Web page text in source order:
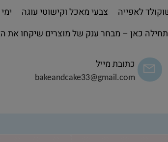
כאן – מבחר ענק של מוצרים שיקחו את
כתובת מייל
bakeandcake33@gmail.com
לאפייה צבעי מאכל וקישוטי עוגה